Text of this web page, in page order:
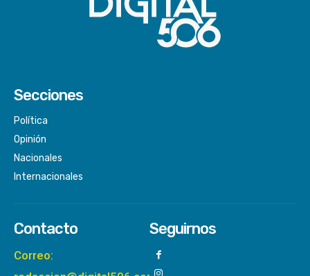
Secciones
Política
Opinión
Nacionales
Internacionales
Contacto
Correo:
Seguirnos